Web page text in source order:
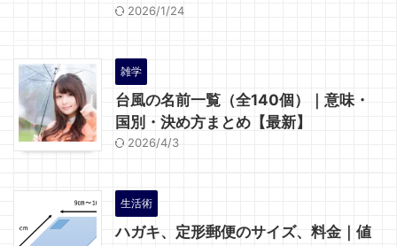
2026/1/24
雑学
台風の名前一覧（全140個）｜意味・
国別・決め方まとめ【最新】
2026/4/3
生活術
ハガキ、定形郵便のサイズ、料金｜値